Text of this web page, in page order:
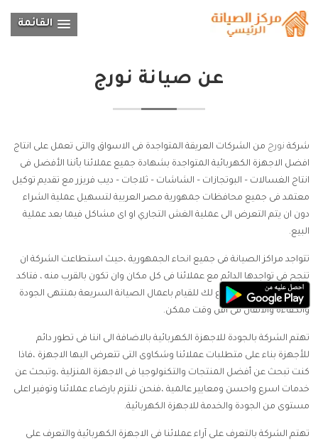
القائمة
عن صيانة نورج
شركة نورج من الشركات العريقة المتواجدة فى الاسواق والتى تعمل على انتاج
افضل الاجهزة الكهربائية المتواجدة بشهادة جميع عملائنا بأننا الأفضل فى
انتاج الغسالات – البوتجازات – الشاشات – ثلاجات – ديب فريزر مع تقديم توكيل
معتمد فى جميع محافظات جمهورية مصر العربية لتسهيل عملية الشراء
دون ان يتم التعرض الى عملية الغش التجاري او اى مشاكل فيما بعد عملية
البيع.
تتواجد مراكز الصيانة فى جميع انحاء الجمهورية ،حيث استطاعت الشركة ان
تنجح فى تواجدها الدائم مع عملائنا فى كل مكان وان تكون بالقرب منه ، فتاكد
انك سوف تجد اقرب فرع لك للقيام باعمال الصيانة السريعة بمنتهى الجودة
والكفاءة والاتقان فى اقل وقت ممكن.
تهتم الشركة بالجودة للاجهزة الكهربائية بالاضافة الى اننا فى تطور دائم
للأجهزة بناء على متطلبات عملائنا وشكاوى التى تتعرض اليها الاجهزة ،فاذا
كنت تبحث عن أفضل المنتجات والتكنولوجيا فى الاجهزة المنزلية ،وتبحث عن
خدمات اسرع واحسن ومعايير عالمية ،فنحن نلتزم بارضاء عملائنا وتوفير اعلى
مستوى من الجودة والخدمة للاجهزة الكهربائية.
تهتم الشركة بالتعرف على آراء عملائنا فى الاجهزة الكهربائية والتعرف على